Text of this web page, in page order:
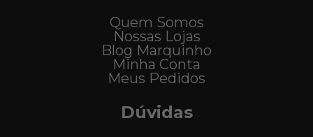
Quem Somos
Nossas Lojas
Blog Marquinho
Minha Conta
Meus Pedidos
Dúvidas